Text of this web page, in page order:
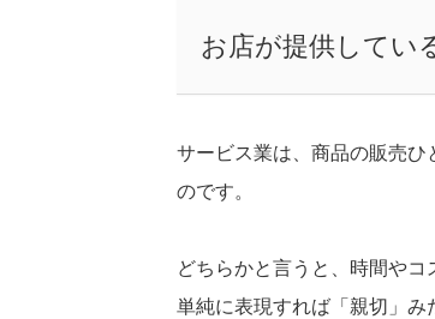
お店が提供してい
サービス業は、商品の販売ひ
のです。
どちらかと言うと、時間やコ
単純に表現すれば「親切」み